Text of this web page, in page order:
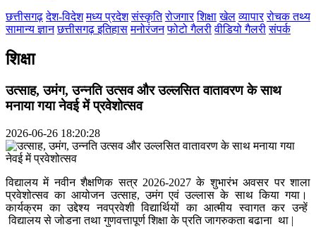
सारंगढ़-बिलाईगढ़
मनेन्द्रगढ़ – चिरिमिरी – भरतपुर
सक्ति
छत्तीसगढ़ देश-विदेश मध्य प्रदेश संस्कृति रोजगार शिक्षा खेल व्यापार रोचक तथ्य
सामान्य ज्ञान छत्तीसगढ़ इतिहास मनोरंजन फोटो गैलरी वीडियो गैलरी संपर्क
शिक्षा
उत्साह, उमंग, उन्नति उत्सव और उल्लसित वातावरण के साथ
मनाया गया नेवई में प्रवेशोत्सव
2026-06-26 18:20:28
विद्यालय में नवीन शैक्षणिक सत्र 2026-2027 के शुभारंभ अवसर पर शाला
प्रवेशोत्सव का आयोजन उत्साह, उमंग एवं उल्लास के साथ किया गया।
कार्यक्रम का उद्देश्य नवप्रवेशी विद्यार्थियों का आत्मीय स्वागत कर उन्हें
विद्यालय से जोडना तथा गुणवत्तापूर्ण शिक्षा के प्रति जागरुकता बढाना था |